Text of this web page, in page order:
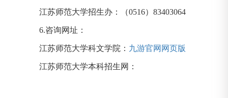
江苏师范大学招生办：（0516） 83403064
6.咨询网址：
江苏师范大学科文学院： 九游官网网页版
江苏师范大学本科招生网：